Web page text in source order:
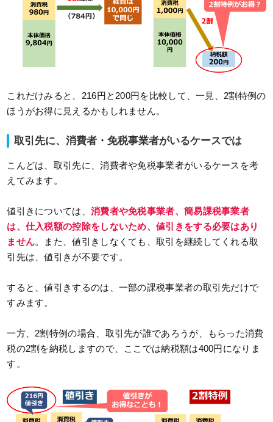
これだけみると、216円と200円を比較して、一見、2割特例の
ほうがお得に見えるかもしれません。
取引先に、消費者・免税事業者がいるケースでは
こんどは、取引先に、消費者や免税事業者がいるケースを考
えてみます。
値引きについては、 消費者や免税事業者、簡易課税事業者
は、仕入税額の控除をしないため、値引きをする必要はあり
ません。また、値引きしなくても、取引を継続してくれる取
引先は、値引きが不要です。
すると、値引きするのは、一部の課税事業者の取引先だけで
すみます。
一方、2割特例の場合、取引先が誰であろうが、もらった消費
税の2割を納税しますので、ここでは納税額は400円になりま
す。